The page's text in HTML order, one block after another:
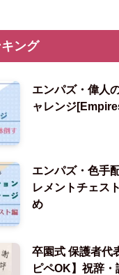
ング
エンパズ・偉人
ャレンジ
エンパズ・色手
レメントチェス
め
卒園式 保護者代
ピペOK】祝辞・